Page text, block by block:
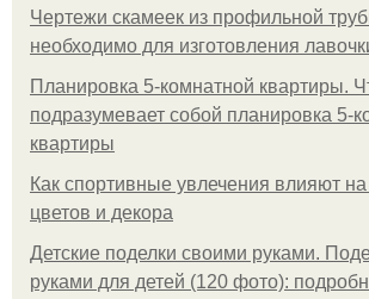
Чертежи скамеек из профильной
необходимо для изготовления
Планировка 5-комнатной квартиры.
подразумевает собой планировка 5-
квартиры
Как спортивные увлечения влияют
цветов и декора
Детские поделки своими руками.
руками для детей (120 фото):